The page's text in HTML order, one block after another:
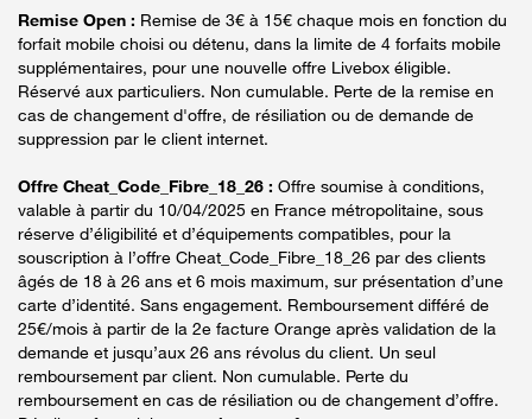
Remise Open : Remise de 3€ à 15€ chaque mois en fonction du
forfait mobile choisi ou détenu, dans la limite de 4 forfaits mobile
supplémentaires, pour une nouvelle offre Livebox éligible.
Réservé aux particuliers. Non cumulable. Perte de la remise en
cas de changement d'offre, de résiliation ou de demande de
suppression par le client internet.
Offre Cheat_Code_Fibre_18_26 : Offre soumise à conditions,
valable à partir du 10/04/2025 en France métropolitaine, sous
réserve d’éligibilité et d’équipements compatibles, pour la
souscription à l’offre Cheat_Code_Fibre_18_26 par des clients
âgés de 18 à 26 ans et 6 mois maximum, sur présentation d’une
carte d’identité. Sans engagement. Remboursement différé de
25€/mois à partir de la 2e facture Orange après validation de la
demande et jusqu’aux 26 ans révolus du client. Un seul
remboursement par client. Non cumulable. Perte du
remboursement en cas de résiliation ou de changement d’offre.